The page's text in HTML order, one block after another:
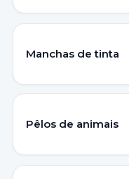
Manchas de tinta
Pêlos de animais